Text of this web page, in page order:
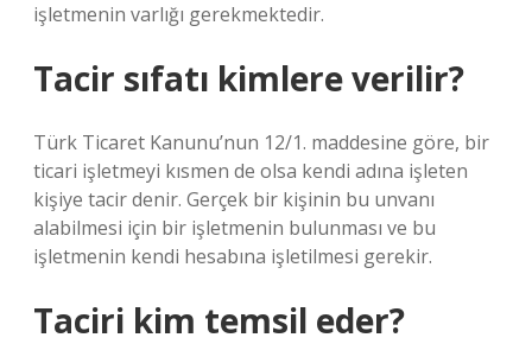
işletmenin varlığı gerekmektedir.
Tacir sıfatı kimlere verilir?
Türk Ticaret Kanunu’nun 12/1. maddesine göre, bir
ticari işletmeyi kısmen de olsa kendi adına işleten
kişiye tacir denir. Gerçek bir kişinin bu unvanı
alabilmesi için bir işletmenin bulunması ve bu
işletmenin kendi hesabına işletilmesi gerekir.
Taciri kim temsil eder?